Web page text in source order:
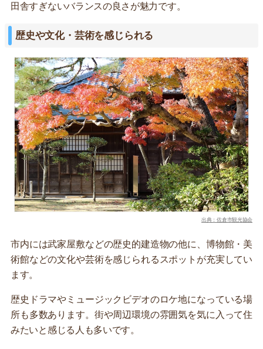
田舎すぎないバランスの良さが魅力です。
歴史や文化・芸術を感じられる
出典：佐倉市観光協会
市内には武家屋敷などの歴史的建造物の他に、博物館・美
術館などの文化や芸術を感じられるスポットが充実してい
ます。
歴史ドラマやミュージックビデオのロケ地になっている場
所も多数あります。街や周辺環境の雰囲気を気に入って住
みたいと感じる人も多いです。